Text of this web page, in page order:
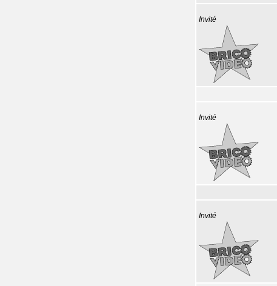
Invité
Invité
Invité